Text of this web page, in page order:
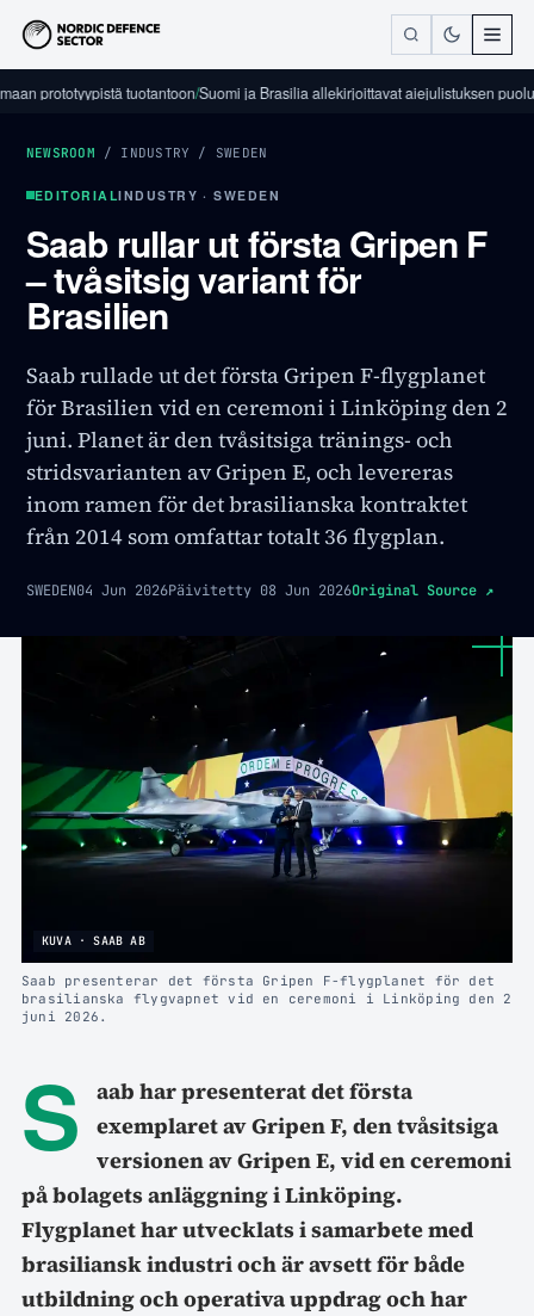
tuotantoon/Suomi ja Brasilia allekirjoittavat aiejulistuksen
NEWSROOM / INDUSTRY / SWEDEN
EDITORIALINDUSTRY · SWEDEN
Saab rullar ut första Gripen F
– tvåsitsig variant för
Brasilien
Saab rullade ut det första Gripen F-flygplanet
för Brasilien vid en ceremoni i Linköping den 2
juni. Planet är den tvåsitsiga tränings- och
stridsvarianten av Gripen E, och levereras
inom ramen för det brasilianska kontraktet
från 2014 som omfattar totalt 36 flygplan.
SWEDEN04 Jun 2026Päivitetty 08 Jun 2026Original Source ↗
KUVA · SAAB AB
Saab presenterar det första Gripen F-flygplanet för det
brasilianska flygvapnet vid en ceremoni i Linköping den 2
juni 2026.
S
aab har presenterat det första
exemplaret av Gripen F, den tvåsitsiga
versionen av Gripen E, vid en ceremoni
på bolagets anläggning i Linköping.
Flygplanet har utvecklats i samarbete med
brasiliansk industri och är avsett för både
utbildning och operativa uppdrag och har